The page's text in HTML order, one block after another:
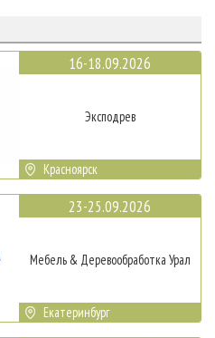
16-18.09.2026
Эксподрев
Красноярск
23-25.09.2026
Мебель & Деревообработка Урал
Екатеринбург